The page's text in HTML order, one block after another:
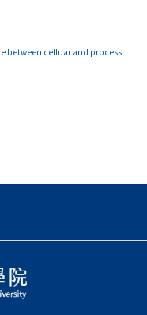
between celluar and process